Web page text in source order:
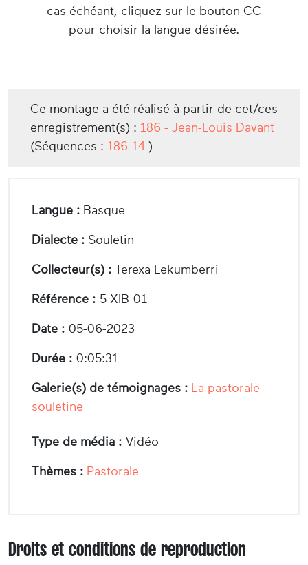
cas échéant, cliquez sur le bouton CC
pour choisir la langue désirée.
Ce montage a été réalisé à partir de cet/ces
enregistrement(s) : 186 - Jean-Louis Davant
(Séquences : 186-14 )
Langue : Basque
Dialecte : Souletin
Collecteur(s) : Terexa Lekumberri
Référence : 5-XIB-01
Date : 05-06-2023
Durée : 0:05:31
Galerie(s) de témoignages : La pastorale
souletine
Type de média : Vidéo
Thèmes : Pastorale
Droits et conditions de reproduction